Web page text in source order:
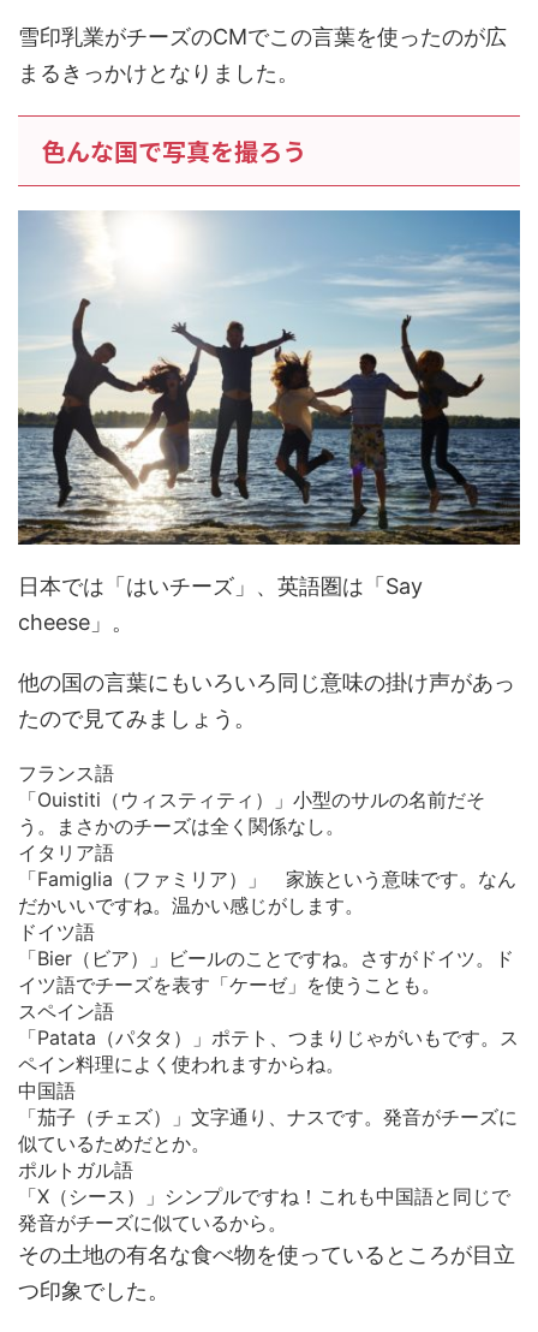
雪印乳業がチーズのCMでこの言葉を使ったのが広
まるきっかけとなりました。
色んな国で写真を撮ろう
日本では「はいチーズ」、英語圏は「Say
cheese」。
他の国の言葉にもいろいろ同じ意味の掛け声があっ
たので見てみましょう。
フランス語
「Ouistiti（ウィスティティ）」 小型のサルの名前だそ
う。まさかのチーズは全く関係なし。
イタリア語
「Famiglia（ファミリア）」
家族という意味です。なん
だかいいですね。温かい感じがします。
ドイツ語
「Bier（ビア）
」ビールのことですね。さすがドイツ。ド
イツ語でチーズを表す「ケーゼ」を使うことも。
スペイン語
「Patata（パタタ）」 ポテト、つまりじゃがいもです。ス
ペイン料理によく使われますからね。
中国語
「茄子（チェズ）」 文字通り、ナスです。発音がチーズに
似ているためだとか。
ポルトガル語
「X（シース）」 シンプルですね！これも中国語と同じで
発音がチーズに似ているから。
その土地の有名な食べ物を使っているところが目立
つ印象でした。